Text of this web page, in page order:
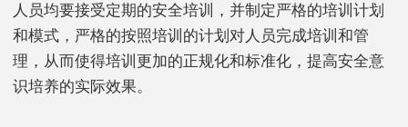
人员均要接受定期的安全培训，并制定严格的培训计划
和模式，严格的按照培训的计划对人员完成培训和管
理，从而使得培训更加的正规化和标准化，提高安全意
识培养的实际效果。